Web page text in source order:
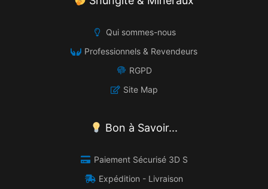
Qui sommes-nous
Professionnels & Revendeurs
RGPD
Site Map
Bon à Savoir...
Paiement Sécurisé 3D S
Expédition - Livraison